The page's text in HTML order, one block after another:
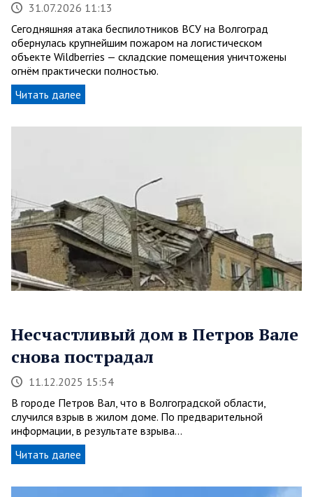
31.07.2026 11:13
Сегодняшняя атака беспилотников ВСУ на Волгоград
обернулась крупнейшим пожаром на логистическом
объекте Wildberries — складские помещения уничтожены
огнём практически полностью.
Читать далее
Несчастливый дом в Петров Вале
снова пострадал
11.12.2025 15:54
В городе Петров Вал, что в Волгоградской области,
случился взрыв в жилом доме. По предварительной
информации, в результате взрыва…
Читать далее